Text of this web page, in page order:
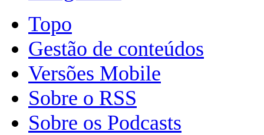
Topo
Gestão de conteúdos
Versões Mobile
Sobre o RSS
Sobre os Podcasts